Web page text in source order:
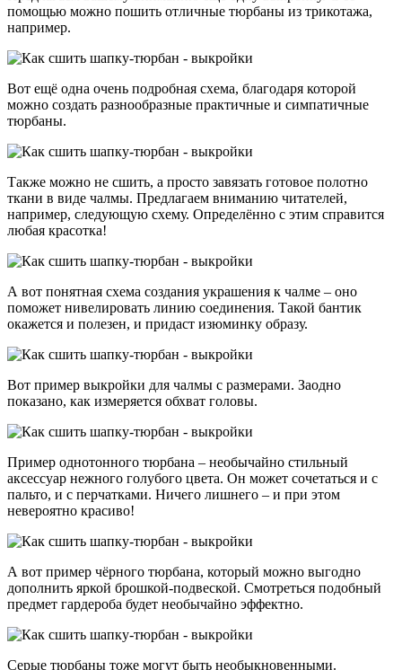
помощью можно пошить отличные тюрбаны из трикотажа,
например.
Вот ещё одна очень подробная схема, благодаря которой
можно создать разнообразные практичные и симпатичные
тюрбаны.
Также можно не сшить, а просто завязать готовое полотно
ткани в виде чалмы. Предлагаем вниманию читателей,
например, следующую схему. Определённо с этим справится
любая красотка!
А вот понятная схема создания украшения к чалме – оно
поможет нивелировать линию соединения. Такой бантик
окажется и полезен, и придаст изюминку образу.
Вот пример выкройки для чалмы с размерами. Заодно
показано, как измеряется обхват головы.
Пример однотонного тюрбана – необычайно стильный
аксессуар нежного голубого цвета. Он может сочетаться и с
пальто, и с перчатками. Ничего лишнего – и при этом
невероятно красиво!
А вот пример чёрного тюрбана, который можно выгодно
дополнить яркой брошкой-подвеской. Смотреться подобный
предмет гардероба будет необычайно эффектно.
Серые тюрбаны тоже могут быть необыкновенными.